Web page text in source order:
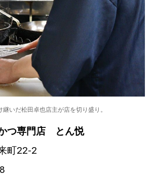
いだ松田卓也店主が店を切り盛り。
つ専門店 とん悦
町22-2